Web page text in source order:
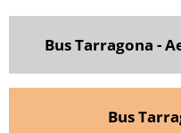
Bus Tarragona -
Bus